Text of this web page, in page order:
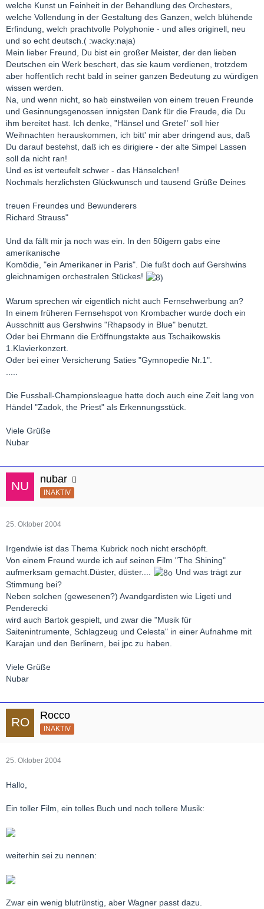
welche Kunst un Feinheit in der Behandlung des Orchesters,
welche Vollendung in der Gestaltung des Ganzen, welch blühende
Erfindung, welch prachtvolle Polyphonie - und alles originell, neu
und so echt deutsch.( :wacky:naja)
Mein lieber Freund, Du bist ein großer Meister, der den lieben
Deutschen ein Werk beschert, das sie kaum verdienen, trotzdem
aber hoffentlich recht bald in seiner ganzen Bedeutung zu würdigen
wissen werden.
Na, und wenn nicht, so hab einstweilen von einem treuen Freunde
und Gesinnungsgenossen innigsten Dank für die Freude, die Du
ihm bereitet hast. Ich denke, "Hänsel und Gretel" soll hier
Weihnachten herauskommen, ich bitt' mir aber dringend aus, daß
Du darauf bestehst, daß ich es dirigiere - der alte Simpel Lassen
soll da nicht ran!
Und es ist verteufelt schwer - das Hänselchen!
Nochmals herzlichsten Glückwunsch und tausend Grüße Deines
treuen Freundes und Bewunderers
Richard Strauss"
Und da fällt mir ja noch was ein. In den 50igern gabs eine
amerikanische
Komödie, "ein Amerikaner in Paris". Die fußt doch auf Gershwins
gleichnamigen orchestralen Stückes!
Warum sprechen wir eigentlich nicht auch Fernsehwerbung an?
In einem früheren Fernsehspot von Krombacher wurde doch ein
Ausschnitt aus Gershwins "Rhapsody in Blue" benutzt.
Oder bei Ehrmann die Eröffnungstakte aus Tschaikowskis
1.Klavierkonzert.
Oder bei einer Versicherung Saties "Gymnopedie Nr.1".
Die Fussball-Championsleague hatte doch auch eine Zeit lang von
Händel "Zadok, the Priest" als Erkennungsstück.
Viele Grüße
Nubar
nubar
INAKTIV
25. Oktober 2004
Irgendwie ist das Thema Kubrick noch nicht erschöpft.
Von einem Freund wurde ich auf seinen Film "The Shining"
aufmerksam gemacht.Düster, düster....
Und was trägt zur
Stimmung bei?
Neben solchen (gewesenen?) Avandgardisten wie Ligeti und
Penderecki
wird auch Bartok gespielt, und zwar die "Musik für
Saitenintrumente, Schlagzeug und Celesta" in einer Aufnahme mit
Karajan und den Berlinern, bei jpc zu haben.
Viele Grüße
Nubar
Rocco
INAKTIV
25. Oktober 2004
Hallo,
Ein toller Film, ein tolles Buch und noch tollere Musik:
weiterhin sei zu nennen:
Zwar ein wenig blutrünstig, aber Wagner passt dazu.